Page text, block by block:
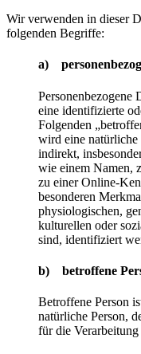
Wir verwenden in dieser
folgenden Begriffe:
a)
Personenbezogene
eine identifizierte
Folgenden
wird eine natürliche
indirekt,
wie einem Namen,
zu einer Online-
besonderen
physiologischen,
kulturellen oder
sind, identifiziert
b) betroffene
Betroffene Person
natürliche Person,
für die